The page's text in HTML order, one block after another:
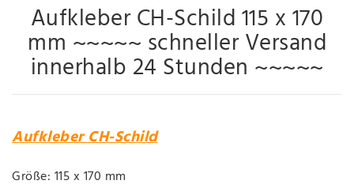
Aufkleber CH-Schild 115 x 170
mm ~~~~~ schneller Versand
innerhalb 24 Stunden ~~~~~
Aufkleber CH-Schild
Größe: 115 x 170 mm